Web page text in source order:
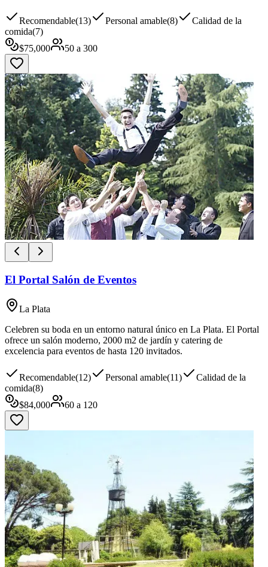
Recomendable(13) Personal amable(8)
Calidad de la
comida(7)
$75,000 50 a 300
El Portal Salón de Eventos
La Plata
Celebren su boda en un entorno natural único en La Plata. El Portal
ofrece un salón moderno, 2000 m2 de jardín y catering de
excelencia para eventos de hasta 120 invitados.
Recomendable(12) Personal amable(11)
Calidad de la
comida(8)
$84,000 60 a 120